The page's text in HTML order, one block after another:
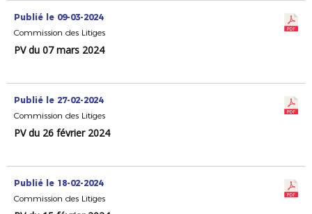
Publié le 09-03-2024
Commission des Litiges
PV du 07 mars 2024
Publié le 27-02-2024
Commission des Litiges
PV du 26 février 2024
Publié le 18-02-2024
Commission des Litiges